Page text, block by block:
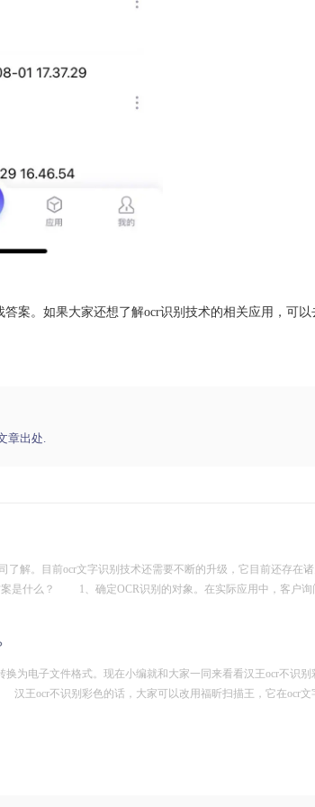
。如果大家还想了解ocr识别技术的相关应用，可以
章出处.
解。目前ocr文字识别技术还需要不断的升级，它目前还存在
是什么？ 1、确定OCR识别的对象。在实际应用中，客户询
电子文件格式。现在小编就和大家一同来看看汉王ocr不识别
ocr不识别彩色的话，大家可以改用福昕扫描王，它在ocr文